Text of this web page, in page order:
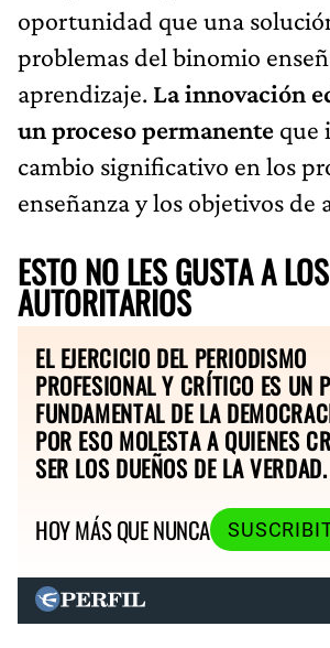
oportunidad que una
problemas del binomio
aprendizaje. La innovación
un proceso permanente que
cambio significativo en los
enseñanza y los objetivos de
ESTO NO LES GUSTA A LOS
AUTORITARIOS
EL EJERCICIO DEL PERIODISMO
PROFESIONAL Y CRÍTICO ES UN
FUNDAMENTAL DE LA
POR ESO MOLESTA A QUIENES
SER LOS DUEÑOS DE LA VERDAD.
HOY MÁS QUE NUNCA